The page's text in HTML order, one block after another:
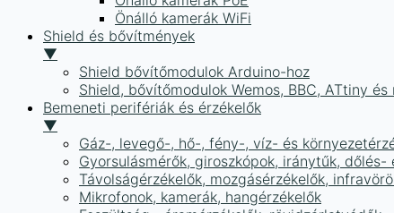
Önálló kamerák WiFi
Shield és bővítmények
▼
Shield bővítőmodulok Arduino-hoz
Shield, bővítőmodulok Wemos, BBC, ATtiny és
Bemeneti perifériák és érzékelők
▼
Gáz-, levegő-, hő-, fény-, víz- és
Gyorsulásmérők, giroszkópok, iránytűk, dőlés-
Távolságérzékelők, mozgásérzékelők,
Mikrofonok, kamerák, hangérzékelők